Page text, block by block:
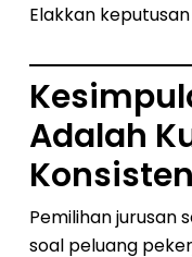
Elakkan
Adalah
Pemilihan jurusan
soal peluang